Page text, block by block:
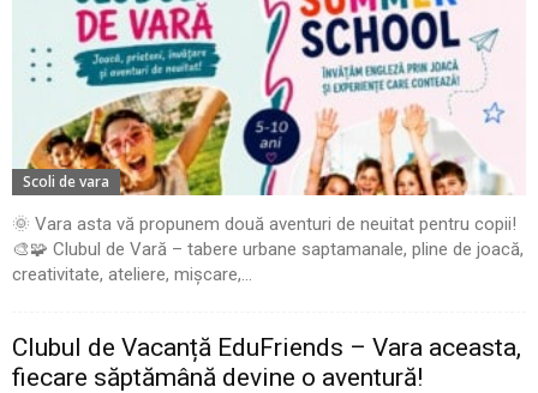
Scoli de vara
🌞 Vara asta vă propunem două aventuri de neuitat pentru copii!
🎨🧩 Clubul de Vară – tabere urbane saptamanale, pline de joacă,
creativitate, ateliere, mișcare,...
Clubul de Vacanță EduFriends – Vara aceasta,
fiecare săptămână devine o aventură!